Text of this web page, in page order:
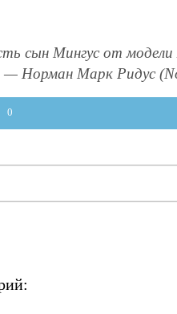
сын Мингус от модели
— Норман Марк Ридус
0